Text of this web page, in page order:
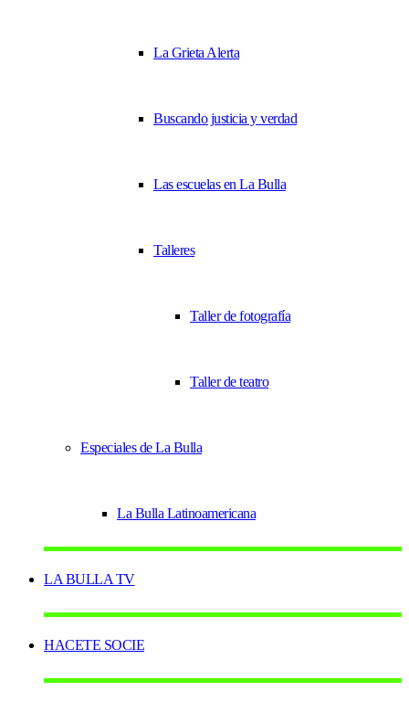
La Grieta Alerta
Buscando justicia y verdad
Las escuelas en La Bulla
Talleres
Taller de fotografía
Taller de teatro
Especiales de La Bulla
La Bulla Latinoamericana
LA BULLA TV
HACETE SOCIE